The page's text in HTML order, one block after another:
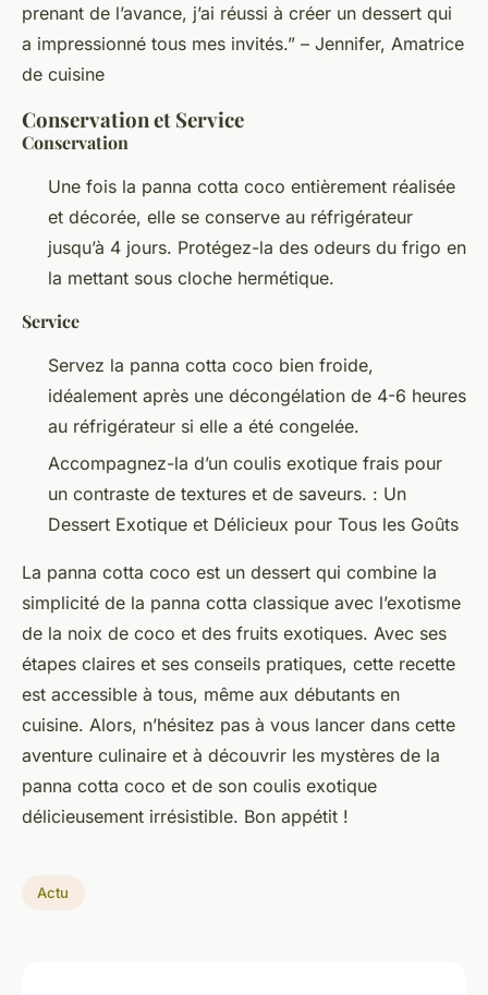
prenant de l’avance, j’ai réussi à créer un dessert qui
a impressionné tous mes invités.” – Jennifer, Amatrice
de cuisine
Conservation et Service
Conservation
Une fois la panna cotta coco entièrement réalisée
et décorée, elle se conserve au réfrigérateur
jusqu’à 4 jours. Protégez-la des odeurs du frigo en
la mettant sous cloche hermétique.
Service
Servez la panna cotta coco bien froide,
idéalement après une décongélation de 4-6 heures
au réfrigérateur si elle a été congelée.
Accompagnez-la d’un coulis exotique frais pour
un contraste de textures et de saveurs. : Un
Dessert Exotique et Délicieux pour Tous les Goûts
La panna cotta coco est un dessert qui combine la
simplicité de la panna cotta classique avec l’exotisme
de la noix de coco et des fruits exotiques. Avec ses
étapes claires et ses conseils pratiques, cette recette
est accessible à tous, même aux débutants en
cuisine. Alors, n’hésitez pas à vous lancer dans cette
aventure culinaire et à découvrir les mystères de la
panna cotta coco et de son coulis exotique
délicieusement irrésistible. Bon appétit !
Actu